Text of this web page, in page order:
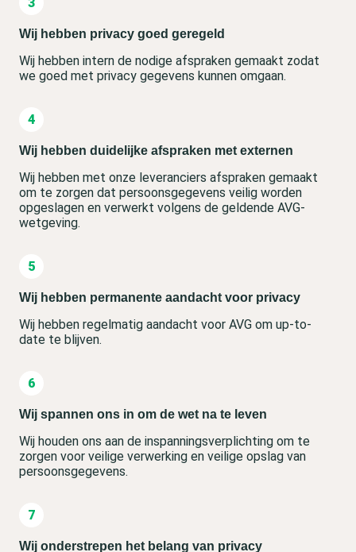
Wij hebben privacy goed geregeld
Wij hebben intern de nodige afspraken gemaakt zodat
we goed met privacy gegevens kunnen omgaan.
Wij hebben duidelijke afspraken met externen
Wij hebben met onze leveranciers afspraken gemaakt
om te zorgen dat persoonsgegevens veilig worden
opgeslagen en verwerkt volgens de geldende AVG-
wetgeving.
Wij hebben permanente aandacht voor privacy
Wij hebben regelmatig aandacht voor AVG om up-to-
date te blijven.
Wij spannen ons in om de wet na te leven
Wij houden ons aan de inspanningsverplichting om te
zorgen voor veilige verwerking en veilige opslag van
persoonsgegevens.
Wij onderstrepen het belang van privacy